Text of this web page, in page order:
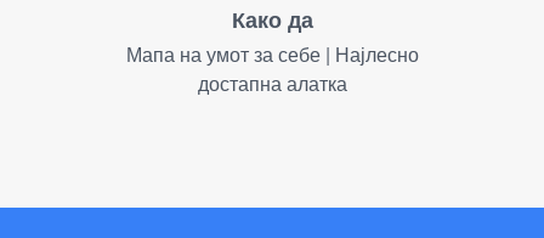
Како да
Мапа на умот за себе | Најлесно
достапна алатка